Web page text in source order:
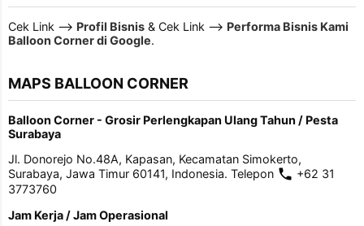
Cek Link --> Profil Bisnis & Cek Link --> Performa Bisnis Kami
Balloon Corner di Google.
MAPS BALLOON CORNER
Balloon Corner - Grosir Perlengkapan Ulang Tahun / Pesta
Surabaya
Jl. Donorejo No.48A, Kapasan, Kecamatan Simokerto,
Surabaya, Jawa Timur 60141, Indonesia. Telepon
+62 31
3773760
Jam Kerja / Jam Operasional